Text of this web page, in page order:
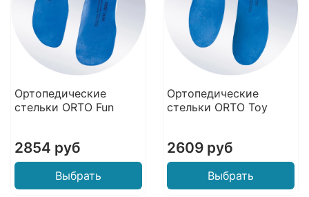
Ортопедические
стельки ORTO Fun
2854 руб
Выбрать
Ортопедические
стельки ORTO Toy
2609 руб
Выбрать